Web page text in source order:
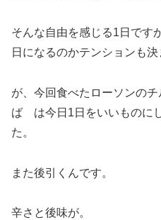
そんな自由を感じる1日です
日になるのかテンションも決
が、今回食べたローソンの
ば は今日1日をいいものに
た。
また後引くんです。
辛さと後味が。